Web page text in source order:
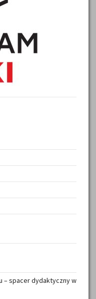
– spacer dydaktyczny w